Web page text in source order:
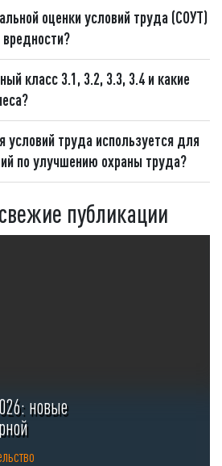
оценки условий труда (СОУТ)
класс 3.1, 3.2, 3.3, 3.4 и какие
условий труда используется для
по улучшению охраны труда?
публикации
новые
...